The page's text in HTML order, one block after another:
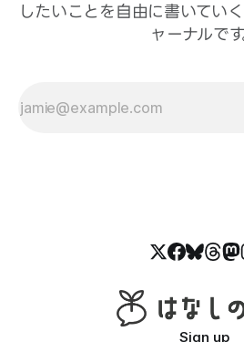
したいことを自由に書いてい
ャーナルです
Sign up